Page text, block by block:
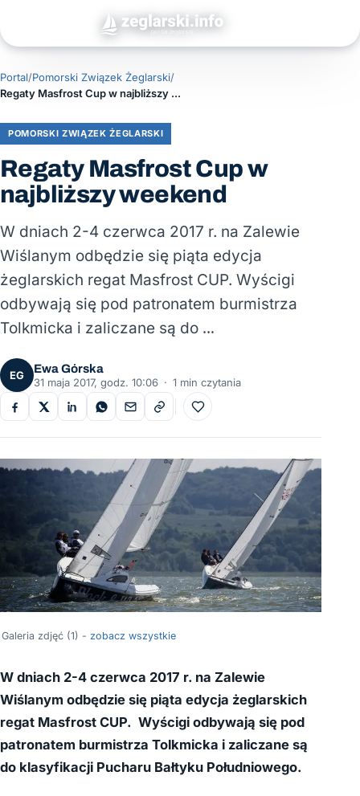
Portal/Pomorski Związek Żeglarski/
Regaty Masfrost Cup w najbliższy weekend
POMORSKI ZWIĄZEK ŻEGLARSKI
Regaty Masfrost Cup w
najbliższy weekend
W dniach 2-4 czerwca 2017 r. na Zalewie
Wiślanym odbędzie się piąta edycja
żeglarskich regat Masfrost CUP. Wyścigi
odbywają się pod patronatem burmistrza
Tolkmicka i zaliczane są do …
EG
Ewa Górska
31 maja 2017, godz. 10:06 · 1 min czytania
Do ulubionych
Galeria zdjęć (1) - zobacz wszystkie
W dniach 2-4 czerwca 2017 r. na Zalewie
Wiślanym odbędzie się piąta edycja żeglarskich
regat Masfrost CUP. Wyścigi odbywają się pod
patronatem burmistrza Tolkmicka i zaliczane są
do klasyfikacji Pucharu Bałtyku Południowego.